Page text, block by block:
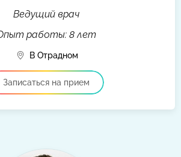
Ведущий врач
работы: 8 лет
В Отрадном
Записаться на прием